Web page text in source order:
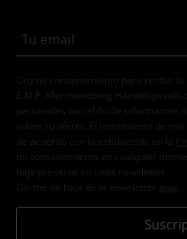
Doy mi consentimiento para recibir
E.M.P. Merchandising
personales con el fin de informarme
sobre su oferta. El tratamiento de
de acuerdo con lo establecido en la
mi consentimiento en cualquier
baja presente en cada newsletter.
Darme de baja de la newsletter
aquí